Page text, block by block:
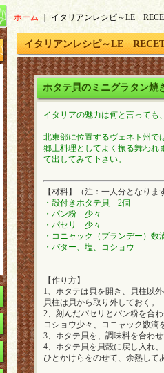
ホーム イタリアンレシピ～LE
イタリアンレシピ～LE
ホタテ貝のミニグラタン焼
イタリアの魅力は何と言っても
北東部に位置するヴェネト州で
郷土料理としてよく振る舞われ
て出してみて下さい。
【材料】（注：一人分となりま
・殻付きホタテ貝 2個
・パン粉 少々
・パセリ 少々
・コニャック（ブランデー）数
・バター、塩、コショウ
【作り方】
1、ホタテは貝を開き、貝柱以
貝柱は貝から取り外しておく。
2、刻んだパセリとパン粉を合
コショウ少々、コニャック数滴
3、ホタテ貝を、調味料を合わ
4、ホタテ貝を貝殻に戻し入れ
ひとかけらをのせて、余熱して